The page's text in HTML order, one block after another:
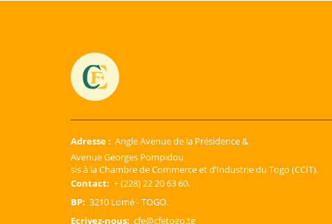
Adresse : Angle Avenue de la Présidence &
Avenue Georges Pompidou
sis à la Chambre de Commerce et d’Industrie du Togo (CCIT).
Contact: + (228) 22 20 63 60.
BP: 3210 Lomé - TOGO.
Ecrivez-nous: cfe@cfetogo.tg